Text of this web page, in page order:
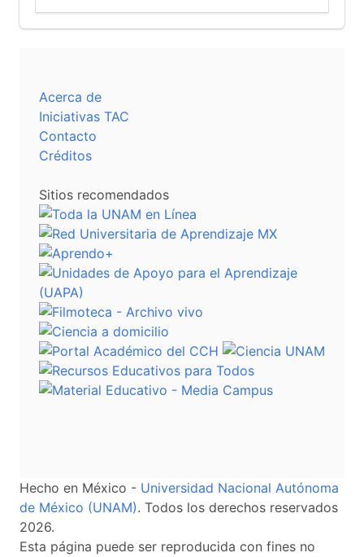
Acerca de
Iniciativas TAC
Contacto
Créditos
Sitios recomendados
Hecho en México - Universidad Nacional Autónoma
de México (UNAM). Todos los derechos reservados
2026.
Esta página puede ser reproducida con fines no